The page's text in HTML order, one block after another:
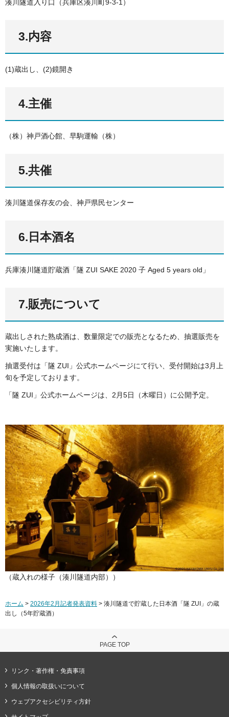
湊川隧道入り口（兵庫区湊川町9-3-1）
3.内容
(1)蔵出し、(2)鏡開き
4.主催
（株）神戸酒心館、早駒運輸（株）
5.共催
湊川隧道保存友の会、神戸県民センター
6.日本酒名
兵庫湊川隧道貯蔵酒「隧 ZUI SAKE 2020 子 Aged 5 years old」
7.販売について
蔵出しされた熟成酒は、数量限定での販売となるため、抽選販売を
実施いたします。
抽選受付は「隧 ZUI」公式ホームページにて行い、受付開始は3月上
旬を予定しております。
「隧 ZUI」公式ホームページは、2月5日（木曜日）に公開予定。
（蔵入れの様子（湊川隧道内部））
ホーム > 2026年2月記者発表資料 > 湊川隧道で貯蔵した日本酒「隧 ZUI」の蔵
出し（5年貯蔵酒）
PAGE TOP
リンク・著作権・免責事項
個人情報の取扱いについて
ウェブアクセシビリティ方針